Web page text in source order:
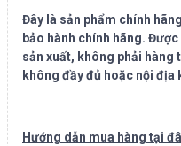
Đây là sản phẩm chính
bảo hành chính hãng.
sản xuất, không phải hàng
không đầy đủ hoặc nội địa
Hướng dẫn mua hàng tại